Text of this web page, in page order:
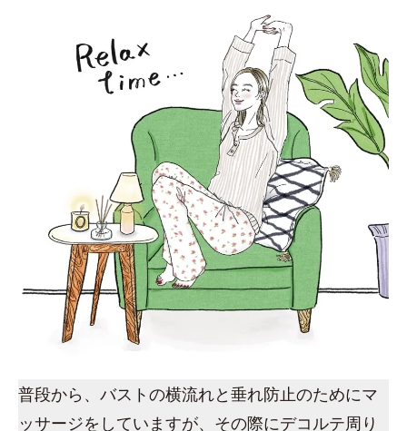
普段から、バストの横流れと垂れ防止のためにマ
ッサージをしていますが、その際にデコルテ周り